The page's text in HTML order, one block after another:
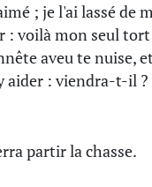
; je l'ai lassé de
: voilà mon seul
aveu te nuise,
aider : viendra-t-il ?
partir la chasse.